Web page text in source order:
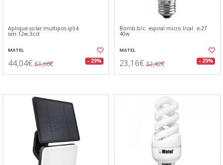
Aplique solar multipos.ip54
sen.12w.3cct
MATEL
44,04€ 61,66€ - 29%
Bomb.b/c. espiral micro l/cal. e-27
40w
MATEL
23,16€ 32,42€ - 29%